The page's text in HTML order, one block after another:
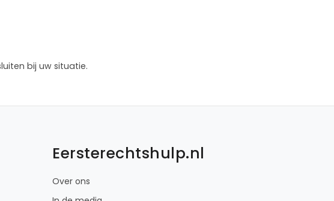
bij uw situatie.
Eersterechtshulp.nl
Over ons